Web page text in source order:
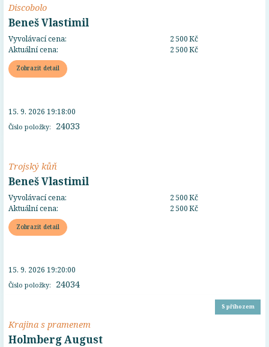
Discobolo
Beneš Vlastimil
Vyvolávací cena:
2 500 Kč
Aktuální cena:
2 500 Kč
Zobrazit detail
Číslo položky: 24033
15. 9. 2026 19:18:00
Trojský kůň
Beneš Vlastimil
Vyvolávací cena:
2 500 Kč
Aktuální cena:
2 500 Kč
Zobrazit detail
Číslo položky: 24034
15. 9. 2026 19:20:00
S příhozem
Krajina s pramenem
Holmberg August